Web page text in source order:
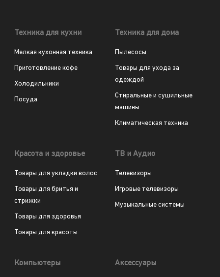
Техника для кухни
Мелкая кухонная техника
Приготовление кофе
Холодильники
Посуда
Техника для дома
Пылесосы
Товары для ухода за
одеждой
Стиральные и сушильные
машины
Климатическая техника
Красота и здоровье
Товары для укладки волос
Товары для бритья и
стрижки
Товары для здоровья
Товары для красоты
ТВ и Аудио
Телевизоры
Игровые телевизоры
Музыкальные системы
Компьютеры Аксессуары